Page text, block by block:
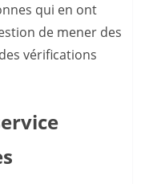
qui en ont
de mener des
vérifications